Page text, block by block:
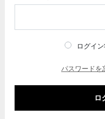
ログイ
パスワードを
ロ